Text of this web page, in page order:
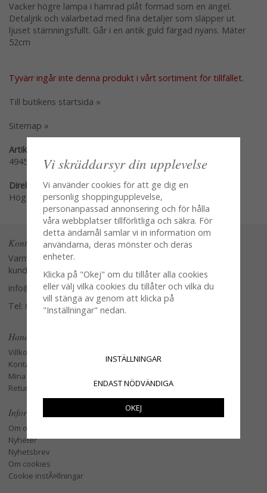
Vacker högre lampa i hamrad plåt formad som en ängel.
Detaljrik och välarbetad med fina detaljer som släpper ut
ljuset stämningsfullt. Går i en antik guld färgad nyans. Mäter
52cm
Tyvärr ingår inte denna produkt i vårt sortiment för tillfället.
Till butikens startsida »
Sitemap »
Artikelnummer:
4945
Direktlänk:
Högerklicka och kopiera adressen
Kontakta oss
Varmt välkommen att kontakta vår
kundtjänst.
info@glasverandan.se
Tel: 079-3495968
Handla
Villkor
Kontakta oss
Mina favoriter
Retur och Reklamation
Information
Om oss
Nyheter
Nyhetsbrev
Om cookies
Cookie instÃ¤llningar
Vi skräddarsyr din upplevelse
Vi använder cookies för att ge dig en
personlig shoppingupplevelse,
personanpassad annonsering och för hålla
våra webbplatser tillförlitliga och säkra. För
detta ändamål samlar vi in information om
användarna, deras mönster och deras
enheter.
Klicka på "Okej" om du tillåter alla cookies
eller välj vilka cookies du tillåter och vilka du
vill stänga av genom att klicka på
"Inställningar" nedan.
INSTÄLLNINGAR
ENDAST NÖDVÄNDIGA
OKEJ